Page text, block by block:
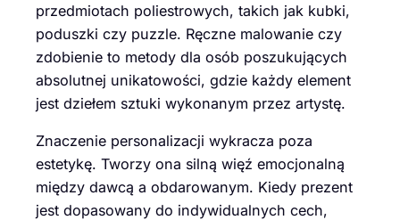
przedmiotach poliestrowych, takich jak kubki,
poduszki czy puzzle. Ręczne malowanie czy
zdobienie to metody dla osób poszukujących
absolutnej unikatowości, gdzie każdy element
jest dziełem sztuki wykonanym przez artystę.
Znaczenie personalizacji wykracza poza
estetykę. Tworzy ona silną więź emocjonalną
między dawcą a obdarowanym. Kiedy prezent
jest dopasowany do indywidualnych cech,